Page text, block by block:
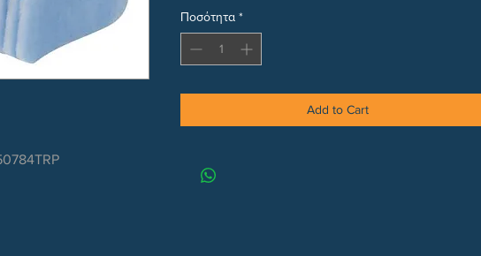
Ποσότητα *
Add to Cart